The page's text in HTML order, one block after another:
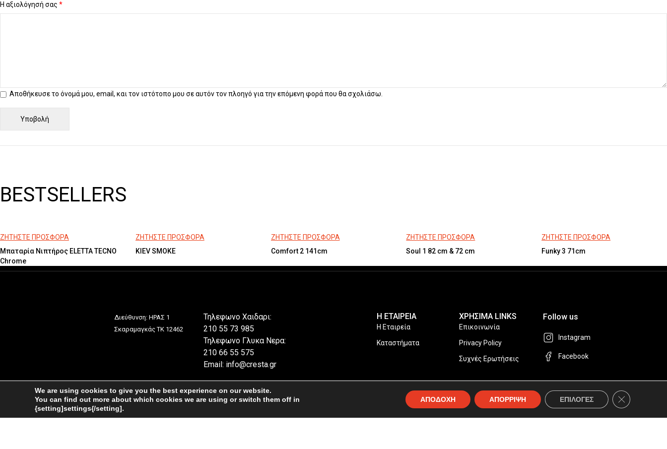
Η αξιολόγησή σας *
Αποθήκευσε το όνομά μου, email, και τον ιστότοπο μου σε αυτόν τον πλοηγό για την επόμενη φορά που θα σχολιάσω.
BESTSELLERS
ΖΗΤΗΣΤΕ ΠΡΟΣΦΟΡΑ
Μπαταρία Νιπτήρος ELETTA TECNO
Chrome
ΖΗΤΗΣΤΕ ΠΡΟΣΦΟΡΑ
KIEV SMOKE
ΖΗΤΗΣΤΕ ΠΡΟΣΦΟΡΑ
Comfort 2 141cm
ΖΗΤΗΣΤΕ ΠΡΟΣΦΟΡΑ
Soul 1 82 cm & 72 cm
ΖΗΤΗΣΤΕ ΠΡΟΣΦΟΡΑ
Funky 3 71cm
Διεύθυνση: ΗΡΑΣ 1
Σκαραμαγκάς ΤΚ 12462
Τηλεφωνο Χαιδαρι:
210 55 73 985
Τηλεφωνο Γλυκα Νερα:
210 66 55 575
Email: info@cresta.gr
Η ΕΤΑΙΡΕΙΑ
Η Εταιρεία
Καταστήματα
ΧΡΗΣΙΜΑ LINKS
Επικοινωνία
Privacy Policy
Συχνές Ερωτήσεις
Follow us
Instagram
Facebook
© Copyright 2026 4ps.gr. All Rights Reserved
We are using cookies to give you the best experience on our website.
You can find out more about which cookies we are using or switch them off in
{setting]settings{/setting].
ΑΠΟΔΟΧΗ ΑΠΟΡΡΙΨΗ ΕΠΙΛΟΓΕΣ Κλείσιμο του